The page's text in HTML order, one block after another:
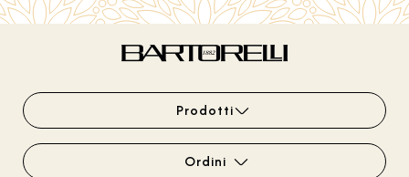
Prodotti
Ordini